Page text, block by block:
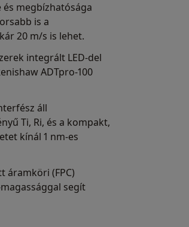
megbízhatósága
is a
20 m/s is lehet.
integrált LED-del
ADTpro-100
áll
Ti, Ri, és a kompakt,
kínál 1 nm-es
áramköri (FPC)
segít